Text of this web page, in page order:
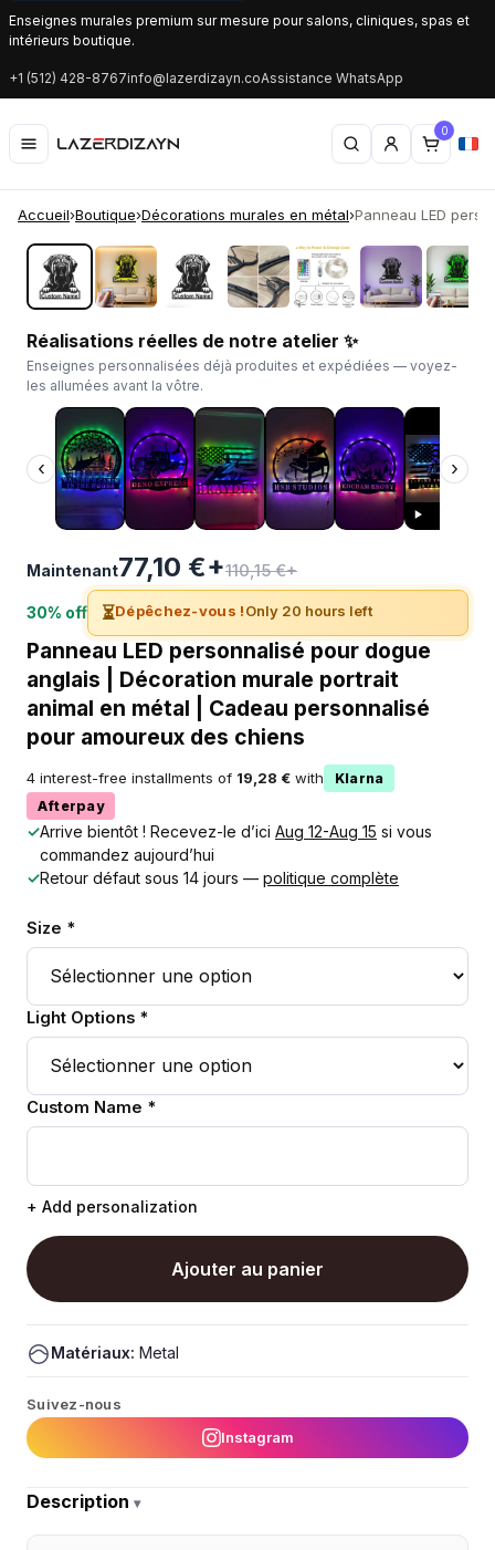
Enseignes murales premium sur mesure pour salons, cliniques, spas et
intérieurs boutique.
+1 (512) 428-8767info@lazerdizayn.coAssistance WhatsApp
0
Accueil›Boutique›Décorations murales en métal›Panneau LED
‹ ›
Réalisations réelles de notre atelier ✨
Enseignes personnalisées déjà produites et expédiées — voyez-
les allumées avant la vôtre.
‹ ›
Maintenant77,10 €+110,15 €+
30% off ⏳Dépêchez-vous !Only 20 hours left
Panneau LED personnalisé pour dogue
anglais | Décoration murale portrait
animal en métal | Cadeau personnalisé
pour amoureux des chiens
4 interest-free installments of 19,28 € with
Klarna
Afterpay
✓Arrive bientôt ! Recevez-le d’ici Aug 12-Aug 15 si vous
commandez aujourd’hui
✓Retour défaut sous 14 jours — politique complète
Size *
Light Options *
Custom Name *
+ Add personalization
Ajouter au panier
Matériaux: Metal
Suivez-nous
Instagram
Description ▾